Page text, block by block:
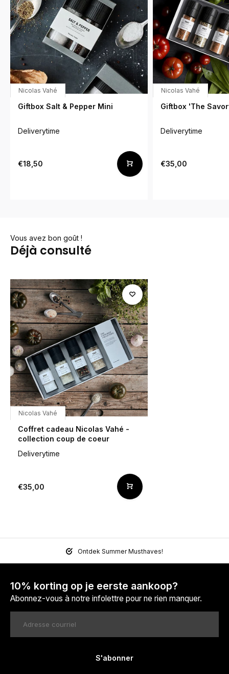
Nicolas Vahé
Giftbox Salt & Pepper Mini
Deliverytime
€18,50
Nicolas Vahé
Giftbox 'The
Deliverytime
€35,00
Vous avez bon goût !
Déjà consulté
Nicolas Vahé
Coffret cadeau Nicolas Vahé -
collection coup de coeur
Deliverytime
€35,00
Ontdek Summer Musthaves!
10% korting op je eerste aankoop?
Abonnez-vous à notre infolettre pour ne rien manquer.
S'abonner